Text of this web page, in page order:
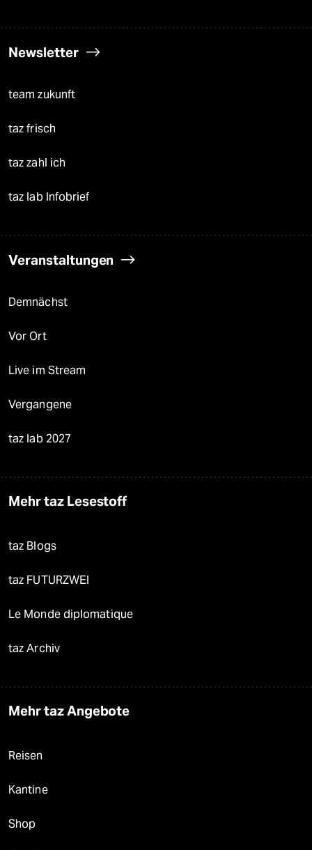
Newsletter
team zukunft
taz frisch
taz zahl ich
taz lab Infobrief
Veranstaltungen
Demnächst
Vor Ort
Live im Stream
Vergangene
taz lab 2027
Mehr taz Lesestoff
taz Blogs
taz FUTURZWEI
Le Monde diplomatique
taz Archiv
Mehr taz Angebote
Reisen
Kantine
Shop